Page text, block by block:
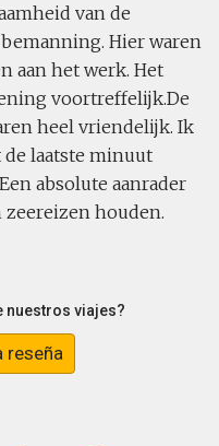
van de
Hier waren
aan het werk. Het
voortreffelijk.De
heel vriendelijk. Ik
de laatste minuut
absolute aanrader
houden.
nuestros viajes?
reseña